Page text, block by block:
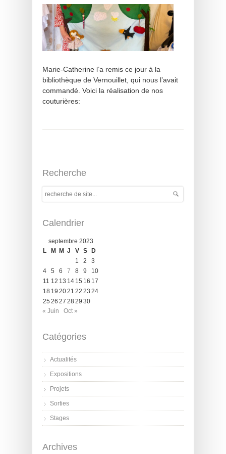
Marie-Catherine l’a remis ce jour à la
bibliothèque de Vernouillet, qui nous l’avait
commandé. Voici la réalisation de nos
couturières:
Recherche
Calendrier
septembre 2023
L
M M J V S
D
1
2
3
4
5 6 7 8 9
10
11 12 13 14 15 16 17
18 19 2021 22 23 24
25 26 27 2829 30
« Juin
Oct »
Catégories
Actualités
Expositions
Projets
Sorties
Stages
Archives